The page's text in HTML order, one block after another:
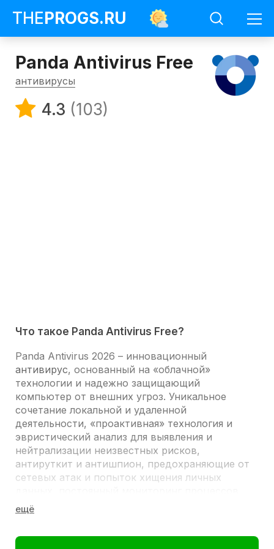
THEPROGS.RU
Panda Antivirus Free
антивирусы
4.3 (103)
Что такое Panda Antivirus Free?
Panda Antivirus 2026 – инновационный
антивирус, основанный на «облачной»
технологии и надежно защищающий
компьютер от внешних угроз. Уникальное
сочетание локальной и удаленной
деятельности, «проактивная» технология и
эвристический анализ для выявления и
нейтрализации неизвестных рисков,
антируткит и антишпион, предохраняющие от
сетевых атак и попыток хищения личных
делают
инструментом безопасности для любого